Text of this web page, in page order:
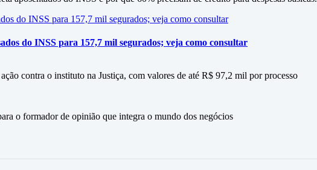
do INSS para 157,7 mil segurados; veja como consultar
contra o instituto na Justiça, com valores de até R$ 97,2 mil por processo
o formador de opinião que integra o mundo dos negócios